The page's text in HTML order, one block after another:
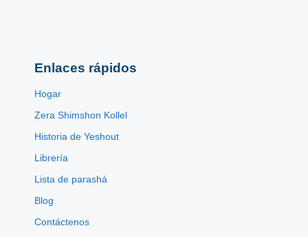
Enlaces rápidos
Hogar
Zera Shimshon Kollel
Historia de Yeshout
Librería
Lista de parashá
Blog
Contáctenos